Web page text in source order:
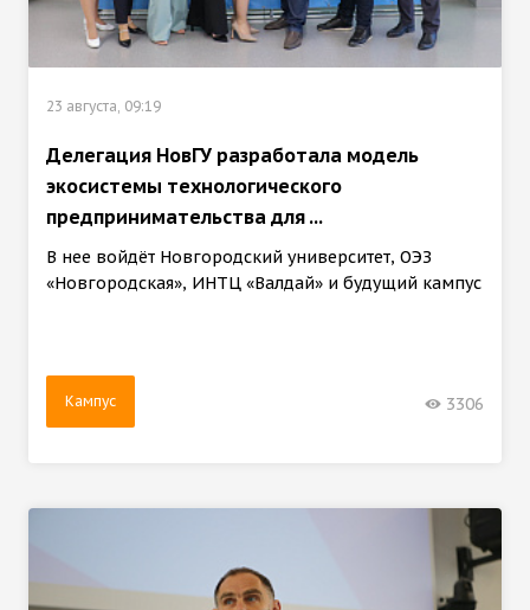
23 августа, 09:19
Делегация НовГУ разработала модель
экосистемы технологического
предпринимательства для ...
В нее войдёт Новгородский университет, ОЭЗ
«Новгородская», ИНТЦ «Валдай» и будущий кампус
Кампус 3306